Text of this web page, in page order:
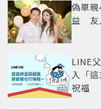
偽單
益 友
LINE
入「
祝福